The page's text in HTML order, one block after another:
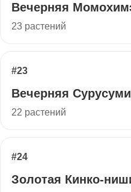
Вечерняя
23 растений
#23
Вечерняя
22 растений
#24
Золотая Кинко-